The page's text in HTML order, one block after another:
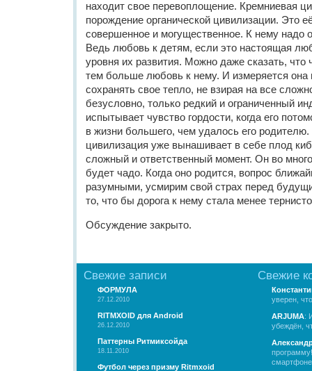
находит свое перевоплощение. Кремниевая
порождение органической цивилизации. Это
совершенное и могущественное. К нему надо
Ведь любовь к детям, если это настоящая
уровня их развития. Можно даже сказать,
тем больше любовь к нему. И измеряется она
сохранять свое тепло, не взирая на все
безусловно, только редкий и ограниченный
испытывает чувство гордости, когда его
в жизни большего, чем удалось его родителю.
цивилизация уже вынашивает в себе плод
сложный и ответственный момент. Он во
будет чадо. Когда оно родится, вопрос
разумными, усмирим свой страх перед
то, что бы дорога к нему стала менее
Обсуждение закрыто.
Свежие записи
ФОРМУЛА
27.12.2010
RITMXOID для Android
26.12.2010
Паттерны Ритмиксойда
18.11.2010
Футбол через призму Ritmxoid
Свежие
уверен,
ARJUMA:
убеждён,